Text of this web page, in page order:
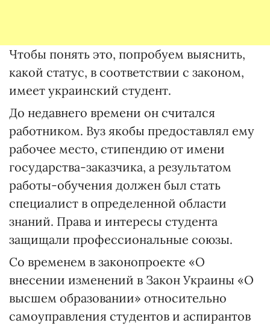
Чтобы понять это, попробуем выяснить,
какой статус, в соответствии с законом,
имеет украинский студент.
До недавнего времени он считался
работником. Вуз якобы предоставлял ему
рабочее место, стипендию от имени
государства-заказчика, а результатом
работы-обучения должен был стать
специалист в определенной области
знаний. Права и интересы студента
защищали профессиональные союзы.
Со временем в законопроекте «О
внесении изменений в Закон Украины «О
высшем образовании» относительно
самоуправления студентов и аспирантов